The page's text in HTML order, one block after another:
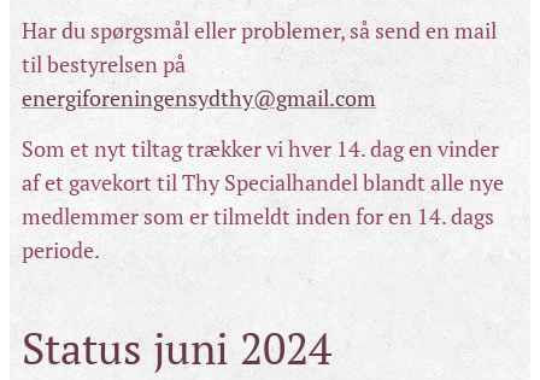
Har du spørgsmål eller problemer, så send en mail
til bestyrelsen på
energiforeningensydthy@gmail.com
Som et nyt tiltag trækker vi hver 14. dag en vinder
af et gavekort til Thy Specialhandel blandt alle nye
medlemmer som er tilmeldt inden for en 14. dags
periode.
Status juni 2024